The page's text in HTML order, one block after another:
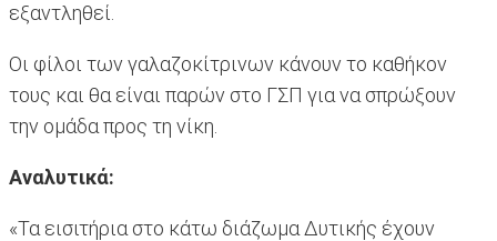
εξαντληθεί.
Οι φίλοι των γαλαζοκίτρινων κάνουν το καθήκον
τους και θα είναι παρών στο ΓΣΠ για να σπρώξουν
την ομάδα προς τη νίκη.
Αναλυτικά:
«Τα εισιτήρια στο κάτω διάζωμα Δυτικής έχουν